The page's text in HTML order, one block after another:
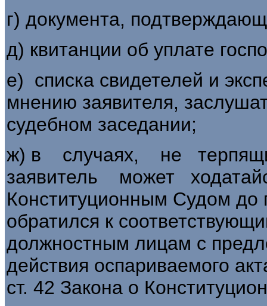
г) документа,
д) квитанции об уплате
е) списка свидетелей и
мнению заявителя,
судебном заседании;
ж) в случаях, не
заявитель может
Конституционным Судом
обратился к
должностным лицам с
действия оспариваемого
ст. 42 Закона о